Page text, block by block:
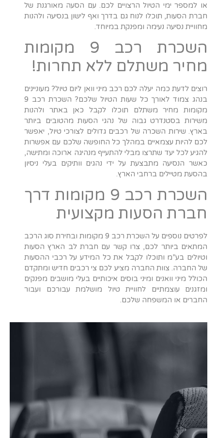
או למספר ימי הטיול הרצויים לכם. עם הסעה מאורגנת של
חברת הסעות, תוכלו לנוח גם בדרך ואף לישון בנסיעה ולהנות
מחוויית נסיעה נעימה ומפנקת במיוחד.
השכרת רכב 9 מקומות
מחיר משתלם ללא תחרות!
רוצים לדעת כמה יעלה לכם רכב מיני וואן ליום טיול? מעוניינים
בנהג צמוד לאורך כל שעות הטיול שלכם? השכרת רכב 9
מקומות מחיר משתלם תוכלו לקבל כאן באתר ולהנות
משירות בסטנדרט גבוה של נהגי הסעות מהטובים ביותר
בארץ. שירות השכרה של רכבים גדולים לצורכי טיול, יאפשר
לכם להיות עצמאיים במהלך כל החופשה שלכם עם אפשרות
להגיע לכל יעד שתרצו מבלי להתעייף מנהיגה ארוכה ומתישה,
כאשר הנסיעה מתבצעת על ידי נהגים וותיקים בעלי ניסיון
בהסעת מטיילים ברחבי הארץ.
השכרת רכב 9 מקומות דרך
חברת הסעות מקצועית
לפרטים נוספים על השכרת רכב 9 מקומות ובחירת סוג הרכב
המתאים ביותר לכם, צרו קשר עם חברת לב הארץ הסעות
וטיולים בע”מ ותוכלו לקבל את כל המידע על רכבי ההסעות
של החברה. צוות החברה מציע לכם צי רכבים חדיש ומתקדם
הכולל מיני וואנים ומיני בוסים איכותיים בעלי מושבים מפנקים
ומזגנים עוצמתיים לחוויית טיול מושלמת עבורכם ועבור
החברים או המשפחה שלכם.